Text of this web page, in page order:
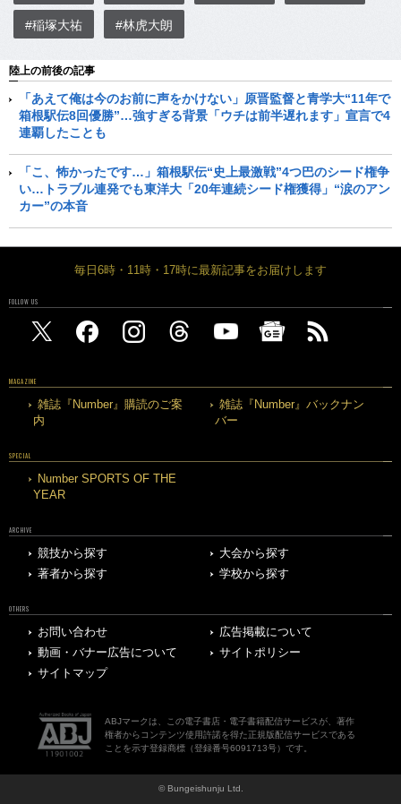
#稲塚大祐 #林虎大朗
陸上の前後の記事
「あえて俺は今のお前に声をかけない」原晋監督と青学大“11年で
箱根駅伝8回優勝”…強すぎる背景「ウチは前半遅れます」宣言で4
連覇したことも
「こ、怖かったです…」箱根駅伝“史上最激戦”4つ巴のシード権争
い…トラブル連発でも東洋大「20年連続シード権獲得」“涙のアン
カー”の本音
毎日6時・11時・17時に最新記事をお届けします
FOLLOW US
MAGAZINE
雑誌『Number』購読のご案
内
雑誌『Number』バックナン
バー
SPECIAL
Number SPORTS OF THE
YEAR
ARCHIVE
競技から探す
大会から探す
著者から探す
学校から探す
OTHERS
お問い合わせ
広告掲載について
動画・バナー広告について
サイトポリシー
サイトマップ
ABJマークは、この電子書店・電子書籍配信サービスが、著作
権者からコンテンツ使用許諾を得た正規版配信サービスである
ことを示す登録商標（登録番号6091713号）です。
© Bungeishunju Ltd.